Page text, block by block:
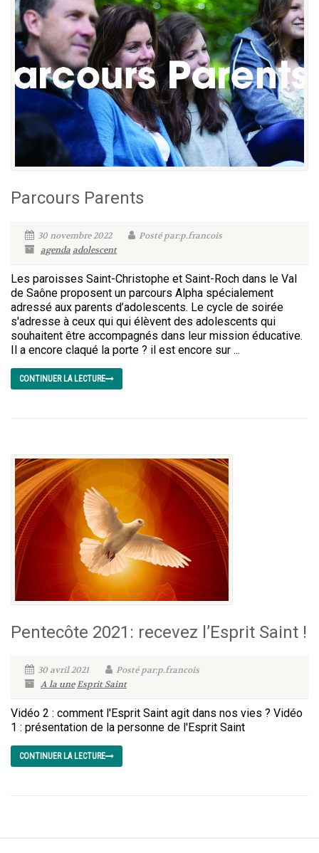
Parcours Parents
30 novembre 2022
Posté par:p.francois
agenda adolescent
Les paroisses Saint-Christophe et Saint-Roch dans le Val
de Saône proposent un parcours Alpha spécialement
adressé aux parents d’adolescents. Le cycle de soirée
s'adresse à ceux qui qui élèvent des adolescents qui
souhaitent être accompagnés dans leur mission éducative.
Il a encore claqué la porte ? il est encore sur ...
CONTINUER LA LECTURE
Pentecôte 2021: recevez l’Esprit Saint !
30 avril 2021
Posté par:p.francois
A la uneEsprit Saint
Vidéo 2 : comment l'Esprit Saint agit dans nos vies ? Vidéo
1 : présentation de la personne de l'Esprit Saint
CONTINUER LA LECTURE